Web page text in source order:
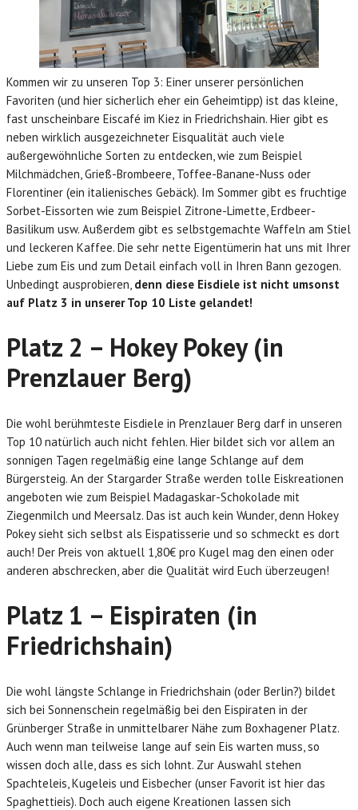
Kommen wir zu unseren Top 3: Einer unserer persönlichen
Favoriten (und hier sicherlich eher ein Geheimtipp) ist das kleine,
fast unscheinbare Eiscafé im Kiez in Friedrichshain. Hier gibt es
neben wirklich ausgezeichneter Eisqualität auch viele
außergewöhnliche Sorten zu entdecken, wie zum Beispiel
Milchmädchen, Grieß-Brombeere, Toffee-Banane-Nuss oder
Florentiner (ein italienisches Gebäck). Im Sommer gibt es fruchtige
Sorbet-Eissorten wie zum Beispiel Zitrone-Limette, Erdbeer-
Basilikum usw. Außerdem gibt es selbstgemachte Waffeln am Stiel
und leckeren Kaffee. Die sehr nette Eigentümerin hat uns mit Ihrer
Liebe zum Eis und zum Detail einfach voll in Ihren Bann gezogen.
Unbedingt ausprobieren, denn diese Eisdiele ist nicht umsonst
auf Platz 3 in unserer Top 10 Liste gelandet!
Platz 2 – Hokey Pokey (in
Prenzlauer Berg)
Die wohl berühmteste Eisdiele in Prenzlauer Berg darf in unseren
Top 10 natürlich auch nicht fehlen. Hier bildet sich vor allem an
sonnigen Tagen regelmäßig eine lange Schlange auf dem
Bürgersteig. An der Stargarder Straße werden tolle Eiskreationen
angeboten wie zum Beispiel Madagaskar-Schokolade mit
Ziegenmilch und Meersalz. Das ist auch kein Wunder, denn Hokey
Pokey sieht sich selbst als Eispatisserie und so schmeckt es dort
auch! Der Preis von aktuell 1,80€ pro Kugel mag den einen oder
anderen abschrecken, aber die Qualität wird Euch überzeugen!
Platz 1 – Eispiraten (in
Friedrichshain)
Die wohl längste Schlange in Friedrichshain (oder Berlin?) bildet
sich bei Sonnenschein regelmäßig bei den Eispiraten in der
Grünberger Straße in unmittelbarer Nähe zum Boxhagener Platz.
Auch wenn man teilweise lange auf sein Eis warten muss, so
wissen doch alle, dass es sich lohnt. Zur Auswahl stehen
Spachteleis, Kugeleis und Eisbecher (unser Favorit ist hier das
Spaghettieis). Doch auch eigene Kreationen lassen sich